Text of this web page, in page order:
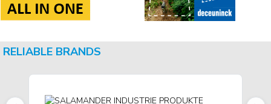
RELIABLE BRANDS